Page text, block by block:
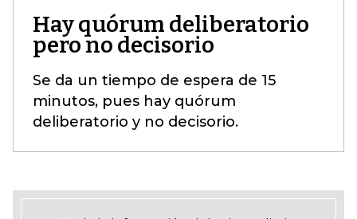
Hay quórum deliberatorio
pero no decisorio
Se da un tiempo de espera de 15
minutos, pues hay quórum
deliberatorio y no decisorio.